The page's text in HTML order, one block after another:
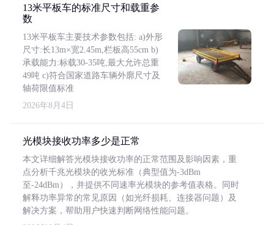
13米平板车的标准尺寸和载重参
数
13米平板车主要技术参数包括: a)外形
尺寸:长13m×宽2.45m,栏板高55cm b)
承载能力:标载30-35吨,最大允许总重
49吨 c)符合国家道路车辆外廓尺寸及
轴荷限值标准
2026年8月4日
光模块接收功率多少是正常
本文详细解答光模块接收功率的正常范围及影响因素，重
点分析千兆光模块的收光标准（典型值为-3dBm
至-24dBm），并提供不同速率光模块的参考值表格。同时
解释功率异常的常见原因（如光纤损耗、连接器问题）及
解决方案，帮助用户快速判断网络性能问题。